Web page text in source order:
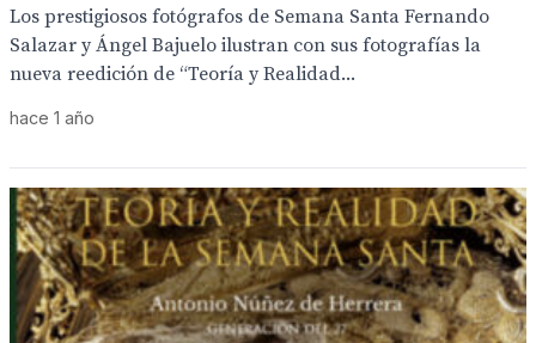
Los prestigiosos fotógrafos de Semana Santa Fernando
Salazar y Ángel Bajuelo ilustran con sus fotografías la
nueva reedición de “Teoría y Realidad...
hace 1 año